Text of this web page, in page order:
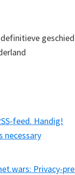
feed. Handig!
necessary
Privacy-